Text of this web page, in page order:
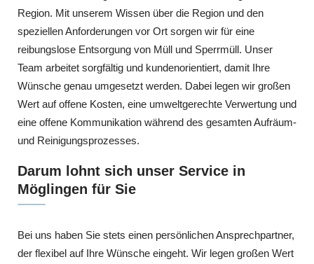
Region. Mit unserem Wissen über die Region und den
speziellen Anforderungen vor Ort sorgen wir für eine
reibungslose Entsorgung von Müll und Sperrmüll. Unser
Team arbeitet sorgfältig und kundenorientiert, damit Ihre
Wünsche genau umgesetzt werden. Dabei legen wir großen
Wert auf offene Kosten, eine umweltgerechte Verwertung und
eine offene Kommunikation während des gesamten Aufräum-
und Reinigungsprozesses.
Darum lohnt sich unser Service in
Möglingen für Sie
Bei uns haben Sie stets einen persönlichen Ansprechpartner,
der flexibel auf Ihre Wünsche eingeht. Wir legen großen Wert